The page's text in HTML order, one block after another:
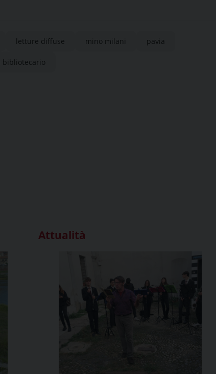
letture diffuse mino milani pavia
bibliotecario
Attualità